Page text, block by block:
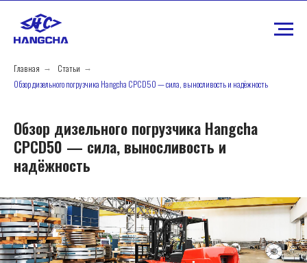
Главная → Статьи →
Обзор дизельного погрузчика Hangcha CPCD50 — сила, выносливость и надёжность
Обзор дизельного погрузчика Hangcha
CPCD50 — сила, выносливость и
надёжность